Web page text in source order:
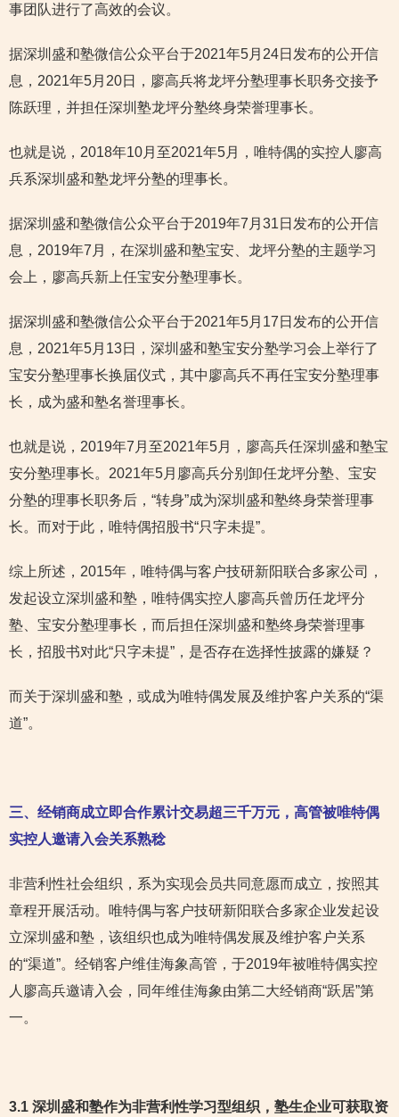
事团队进行了高效的会议。
据深圳盛和塾微信公众平台于2021年5月24日发布的公开信
息，2021年5月20日，廖高兵将龙坪分塾理事长职务交接予
陈跃理，并担任深圳塾龙坪分塾终身荣誉理事长。
也就是说，2018年10月至2021年5月，唯特偶的实控人廖高
兵系深圳盛和塾龙坪分塾的理事长。
据深圳盛和塾微信公众平台于2019年7月31日发布的公开信
息，2019年7月，在深圳盛和塾宝安、龙坪分塾的主题学习
会上，廖高兵新上任宝安分塾理事长。
据深圳盛和塾微信公众平台于2021年5月17日发布的公开信
息，2021年5月13日，深圳盛和塾宝安分塾学习会上举行了
宝安分塾理事长换届仪式，其中廖高兵不再任宝安分塾理事
长，成为盛和塾名誉理事长。
也就是说，2019年7月至2021年5月，廖高兵任深圳盛和塾宝
安分塾理事长。2021年5月廖高兵分别卸任龙坪分塾、宝安
分塾的理事长职务后，“转身”成为深圳盛和塾终身荣誉理事
长。而对于此，唯特偶招股书“只字未提”。
综上所述，2015年，唯特偶与客户技研新阳联合多家公司，
发起设立深圳盛和塾，唯特偶实控人廖高兵曾历任龙坪分
塾、宝安分塾理事长，而后担任深圳盛和塾终身荣誉理事
长，招股书对此“只字未提”，是否存在选择性披露的嫌疑？
而关于深圳盛和塾，或成为唯特偶发展及维护客户关系的“渠
道”。
三、经销商成立即合作累计交易超三千万元，高管被唯特偶
实控人邀请入会关系熟稔
非营利性社会组织，系为实现会员共同意愿而成立，按照其
章程开展活动。唯特偶与客户技研新阳联合多家企业发起设
立深圳盛和塾，该组织也成为唯特偶发展及维护客户关系
的“渠道”。经销客户维佳海象高管，于2019年被唯特偶实控
人廖高兵邀请入会，同年维佳海象由第二大经销商“跃居”第
一。
3.1 深圳盛和塾作为非营利性学习型组织，塾生企业可获取资